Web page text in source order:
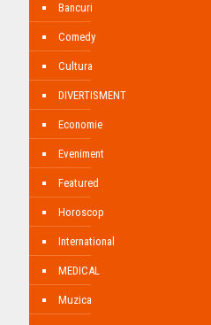
Bancuri
Comedy
Cultura
DIVERTISMENT
Economie
Eveniment
Featured
Horoscop
International
MEDICAL
Muzica